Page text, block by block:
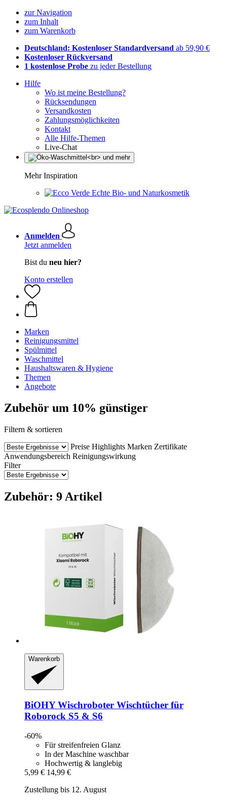
zur Navigation
zum Inhalt
zum Warenkorb
Deutschland: Kostenloser Standardversand ab 59,90 €
Kostenloser Rückversand
1 kostenlose Probe zu jeder Bestellung
Hilfe
Wo ist meine Bestellung?
Rücksendungen
Versandkosten
Zahlungsmöglichkeiten
Kontakt
Alle Hilfe-Themen
Live-Chat
Mehr Inspiration
Echte Bio- und Naturkosmetik
Anmelden
Jetzt anmelden
Bist du neu hier?
Konto erstellen
Marken
Reinigungsmittel
Spülmittel
Waschmittel
Haushaltswaren & Hygiene
Themen
Angebote
Zubehör um 10% günstiger
Filtern & sortieren
Preise Highlights Marken Zertifikate
Anwendungsbereich Reinigungswirkung
Filter
Zubehör: 9 Artikel
Warenkorb
BiOHYWischroboter Wischtücher für
Roborock S5 & S6
-60%
Für streifenfreien Glanz
In der Maschine waschbar
Hochwertig & langlebig
5,99 € 14,99 €
Zustellung bis 12. August